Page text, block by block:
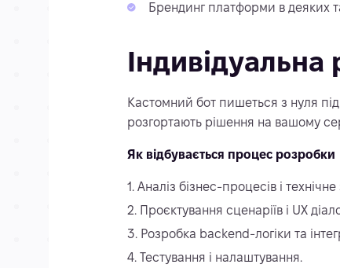
Брендинг платформи в деяких
Кастомний бот пишеться з нуля під
розгортають рішення на вашому
Як відбувається процес розробки
Аналіз бізнес-процесів і
Проєктування сценаріїв і UX
Розробка backend-логіки та
Тестування і налаштування.